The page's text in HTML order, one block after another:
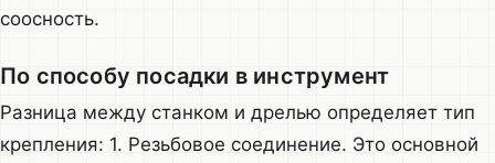
соосность.
По способу посадки в инструмент
Разница между станком и дрелью определяет тип
крепления: 1. Резьбовое соединение. Это основной